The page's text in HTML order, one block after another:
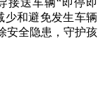
少和避免发生车辆
安全隐患，守护孩